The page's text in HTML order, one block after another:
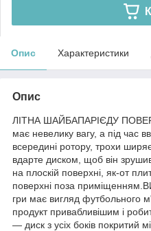
Опис Характеристики
Опис
ЛІТНА ШАЙБАПАРІЄДУ
має невелику вагу, а під час
всередині ротору, трохи
вдарте диском, щоб він
на плоскій поверхні, як-от
поверхні поза
гри має вигляд футбольного
продукт привабливішим і
— диск з усіх боків покритий